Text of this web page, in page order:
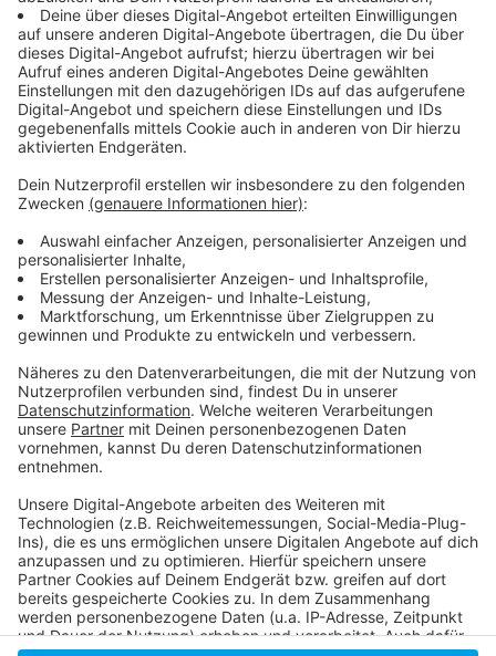
ermittelt aktuell die Brandursache.
Anzeige
Weitere Infos und Links zum Thema
Die Meldung der Feuerwehr
Hier twittert die Düsseldorfer Feuerwehr
Infos zum Stadtteil Flehe
Die Antenne Düsseldorf Stadtteil-Serie
Anzeige
Anzeige